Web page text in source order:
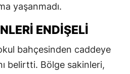
yaşanmadı.
ENDIŞELI
bahçesinden caddeye
belirtti. Bölge sakinleri,